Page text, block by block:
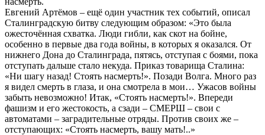
Евгений Артёмов – ещё один участник тех событий, описал
Сталинградскую битву следующим образом: «Это была
ожесточённая схватка. Люди гибли, как скот на бойне,
особенно в первые два года войны, в которых я оказался. От
нижнего Дона до Сталинграда, пятясь, отступая с боями, пока
отступать дальше стало некуда. Приказ товарища Сталина:
«Ни шагу назад! Стоять насмерть!». Позади Волга. Много раз
я видел смерть в глаза, и она смотрела в мои… Ужасов войны
забыть невозможно! Итак, «Стоять насмерть!». Впереди
фашизм и его жестокость, а сзади – СМЕРШ – свои с
автоматами – заградительные отряды. Против своих же –
отступающих: «Стоять насмерть, вашу мать!..»